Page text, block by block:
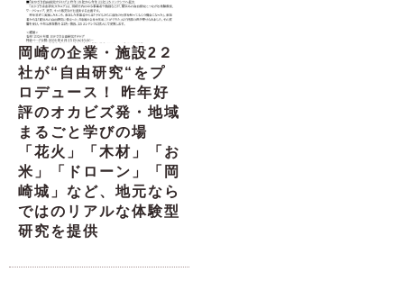
岡崎の企業・施設2２
社が“自由研究“をプ
ロデュース！ 昨年好
評のオカビズ発・地域
まるごと学びの場
「花火」「木材」「お
米」「ドローン」「岡
崎城」など、地元なら
ではのリアルな体験型
研究を提供